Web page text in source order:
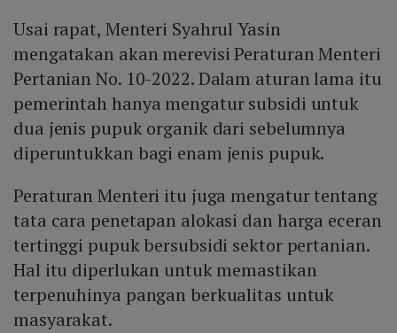
Usai rapat, Menteri Syahrul Yasin
mengatakan akan merevisi Peraturan Menteri
Pertanian No. 10-2022. Dalam aturan lama itu
pemerintah hanya mengatur subsidi untuk
dua jenis pupuk organik dari sebelumnya
diperuntukkan bagi enam jenis pupuk.
Peraturan Menteri itu juga mengatur tentang
tata cara penetapan alokasi dan harga eceran
tertinggi pupuk bersubsidi sektor pertanian.
Hal itu diperlukan untuk memastikan
terpenuhinya pangan berkualitas untuk
masyarakat.